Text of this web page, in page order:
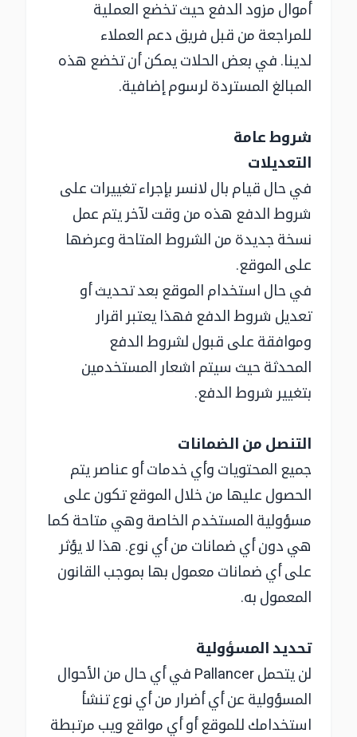
أموال مزود الدفع حيث تخضع العملية
للمراجعة من قبل فريق دعم العملاء
لدينا. في بعض الحلات يمكن أن تخضع هذه
المبالغ المستردة لرسوم إضافية.
شروط عامة
التعديلات
في حال قيام بال لانسر بإجراء تغييرات على
شروط الدفع هذه من وقت لآخر يتم عمل
نسخة جديدة من الشروط المتاحة وعرضها
على الموقع.
في حال استخدام الموقع بعد تحديث أو
تعديل شروط الدفع فهذا يعتبر اقرار
وموافقة على قبول لشروط الدفع
المحدثة حيث سيتم اشعار المستخدمين
بتغيير شروط الدفع.
التنصل من الضمانات
جميع المحتويات وأي خدمات أو عناصر يتم
الحصول عليها من خلال الموقع تكون على
مسؤولية المستخدم الخاصة وهي متاحة كما
هي دون أي ضمانات من أي نوع. هذا لا يؤثر
على أي ضمانات معمول بها بموجب القانون
المعمول به.
تحديد المسؤولية
لن يتحمل Pallancer في أي حال من الأحوال
المسؤولية عن أي أضرار من أي نوع تنشأ
استخدامك للموقع أو أي مواقع ويب مرتبطة